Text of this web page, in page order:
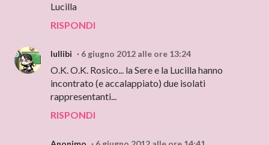
Lucilla
RISPONDI
lullibi 6 giugno 2012 alle ore 13:24
O.K. O.K. Rosico... la Sere e la Lucilla hanno
incontrato (e accalappiato) due isolati
rappresentanti...
RISPONDI